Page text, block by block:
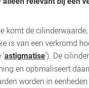
komt de
is van een verkromd
astigmatise’). De
en optimaliseert
worden in